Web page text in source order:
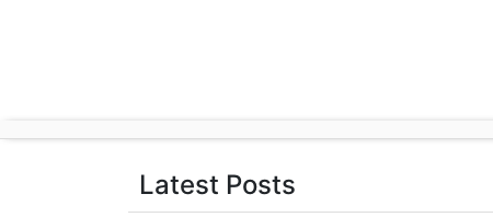
Latest Posts